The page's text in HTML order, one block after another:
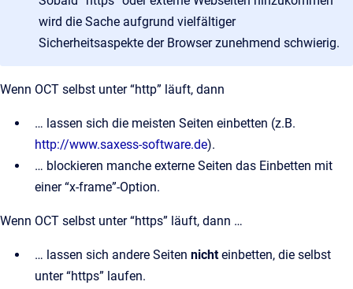
wird die Sache aufgrund vielfältiger
Sicherheitsaspekte der Browser zunehmend schwierig.
Wenn OCT selbst unter “http” läuft, dann
… lassen sich die meisten Seiten einbetten (z.B.
http://www.saxess-software.de).
… blockieren manche externe Seiten das Einbetten mit
einer “x-frame”-Option.
Wenn OCT selbst unter “https” läuft, dann …
… lassen sich andere Seiten nichteinbetten, die selbst
unter “https” laufen.